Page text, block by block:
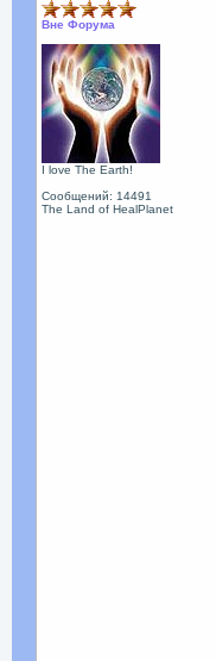
Вне Форума
I love The Earth!
Сообщений: 14491
The Land of HealPlanet